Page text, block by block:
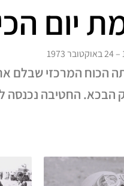
יום
7 הייתה הכוח המרכזי
הבכא. החטיבה נכנסה